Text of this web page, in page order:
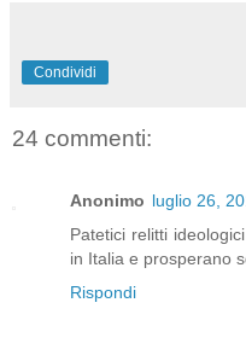
Condividi
24 commenti:
Anonimo luglio 26,
Patetici relitti
in Italia e prosperano
Rispondi